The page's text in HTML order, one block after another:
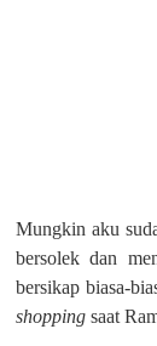
Mungkin aku
bersolek dan
bersikap biasa-
shopping saat